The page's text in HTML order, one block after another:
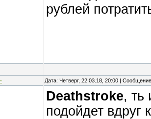
рублей
Дата: Четверг, 22.03.18, 20:00 |
Deathstroke, ть
подойдет вдруг